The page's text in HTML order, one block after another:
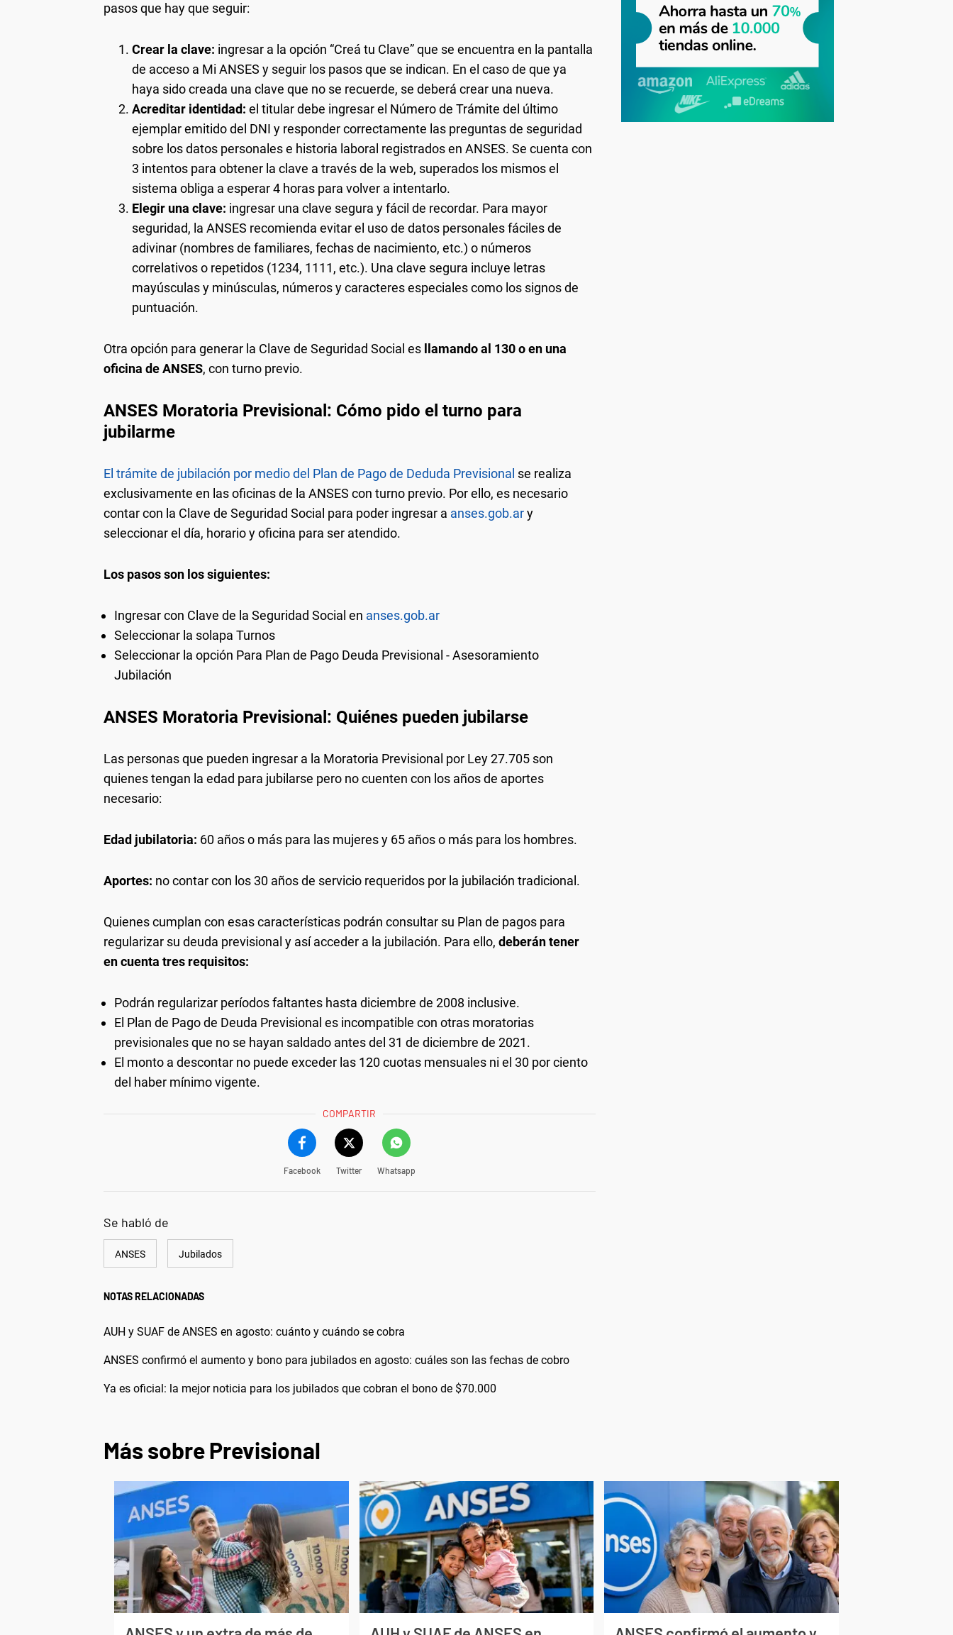
pasos que hay que seguir:
Crear la clave: ingresar a la opción “Creá tu Clave” que se encuentra en la pantalla
de acceso a Mi ANSES y seguir los pasos que se indican. En el caso de que ya
haya sido creada una clave que no se recuerde, se deberá crear una nueva.
Acreditar identidad: el titular debe ingresar el Número de Trámite del último
ejemplar emitido del DNI y responder correctamente las preguntas de seguridad
sobre los datos personales e historia laboral registrados en ANSES. Se cuenta con
3 intentos para obtener la clave a través de la web, superados los mismos el
sistema obliga a esperar 4 horas para volver a intentarlo.
Elegir una clave: ingresar una clave segura y fácil de recordar. Para mayor
seguridad, la ANSES recomienda evitar el uso de datos personales fáciles de
adivinar (nombres de familiares, fechas de nacimiento, etc.) o números
correlativos o repetidos (1234, 1111, etc.). Una clave segura incluye letras
mayúsculas y minúsculas, números y caracteres especiales como los signos de
puntuación.
Otra opción para generar la Clave de Seguridad Social es
llamando al 130 o en una
oficina de ANSES, con turno previo.
ANSES Moratoria Previsional: Cómo pido el turno para
jubilarme
El trámite de jubilación por medio del Plan de Pago de Deduda Previsional se realiza
exclusivamente en las oficinas de la ANSES con turno previo. Por ello, es necesario
contar con la Clave de Seguridad Social para poder ingresar a anses.gob.ary
seleccionar el día, horario y oficina para ser atendido.
Los pasos son los siguientes:
Ingresar con Clave de la Seguridad Social en anses.gob.ar
Seleccionar la solapa Turnos
Seleccionar la opción Para Plan de Pago Deuda Previsional - Asesoramiento
Jubilación
ANSES Moratoria Previsional: Quiénes pueden jubilarse
Las personas que pueden ingresar a la Moratoria Previsional por Ley 27.705 son
quienes tengan la edad para jubilarse pero no cuenten con los años de aportes
necesario:
Edad jubilatoria: 60 años o más para las mujeres y 65 años o más para los hombres.
Aportes: no contar con los 30 años de servicio requeridos por la jubilación tradicional.
Quienes cumplan con esas características podrán consultar su Plan de pagos para
regularizar su deuda previsional y así acceder a la jubilación. Para ello, deberán tener
en cuenta tres requisitos:
Podrán regularizar períodos faltantes hasta diciembre de 2008 inclusive.
El Plan de Pago de Deuda Previsional es incompatible con otras moratorias
previsionales que no se hayan saldado antes del 31 de diciembre de 2021.
El monto a descontar no puede exceder las 120 cuotas mensuales ni el 30 por ciento
del haber mínimo vigente.
COMPARTIR
Facebook Twitter Whatsapp
Se habló de
ANSES Jubilados
NOTAS RELACIONADAS
AUH y SUAF de ANSES en agosto: cuánto y cuándo se cobra
ANSES confirmó el aumento y bono para jubilados en agosto: cuáles son las fechas de cobro
Ya es oficial: la mejor noticia para los jubilados que cobran el bono de $70.000
Más sobre Previsional